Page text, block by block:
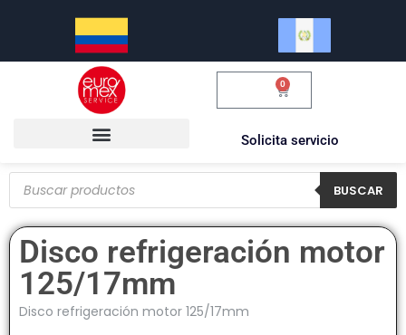
0
Solicita servicio
BUSCAR
Disco refrigeración motor
125/17mm
Disco refrigeración motor 125/17mm